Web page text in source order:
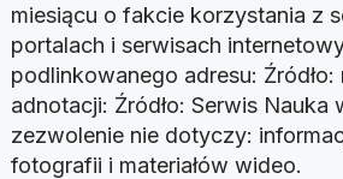
miesiącu o fakcie korzystania z
portalach i serwisach
podlinkowanego adresu:
adnotacji: Źródło: Serwis
zezwolenie nie dotyczy:
fotografii i materiałów wideo.